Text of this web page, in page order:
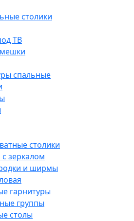
столики
ТВ
спальные
столики
зеркалом
и ширмы
гарнитуры
группы
столы